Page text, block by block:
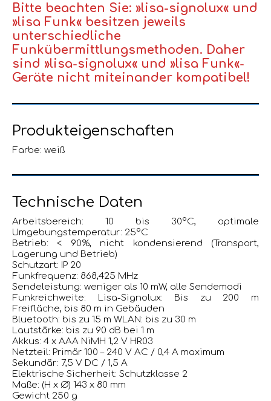
Bitte beachten Sie: »lisa-signolux« und
»lisa Funk« besitzen jeweils
unterschiedliche
Funkübermittlungsmethoden. Daher
sind »lisa-signolux« und »lisa Funk«-
Geräte nicht miteinander kompatibel!
Produkteigenschaften
Farbe: weiß
Technische Daten
Arbeitsbereich: 10 bis 30°C, optimale
Umgebungstemperatur: 25°C
Betrieb: < 90%, nicht kondensierend (Transport,
Lagerung und Betrieb)
Schutzart: IP 20
Funkfrequenz: 868,425 MHz
Sendeleistung: weniger als 10 mW, alle Sendemodi
Funkreichweite: Lisa-Signolux: Bis zu 200 m
Freifläche, bis 80 m in Gebäuden
Bluetooth: bis zu 15 m WLAN: bis zu 30 m
Lautstärke: bis zu 90 dB bei 1 m
Akkus: 4 x AAA NiMH 1,2 V HR03
Netzteil: Primär 100 – 240 V AC / 0,4 A maximum
Sekundär: 7,5 V DC / 1,5 A
Elektrische Sicherheit: Schutzklasse 2
Maße: (H x Ø) 143 x 80 mm
Gewicht 250 g